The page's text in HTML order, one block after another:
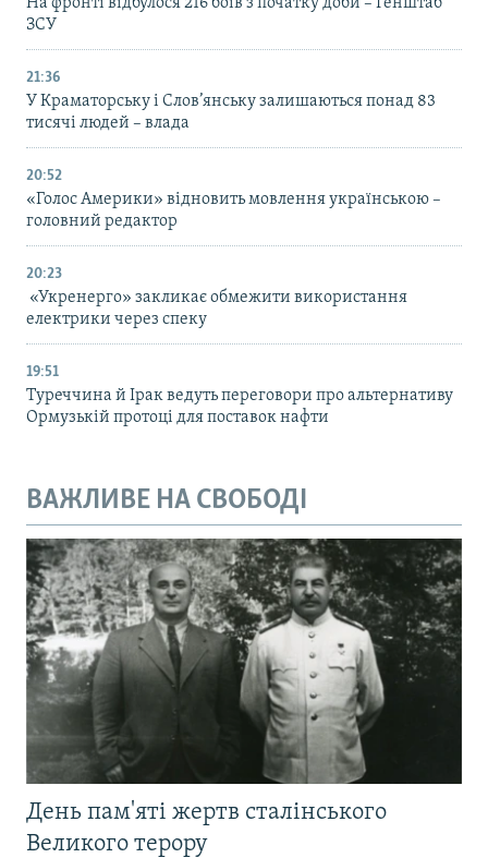
На фронті відбулося 216 боїв з початку доби – Генштаб
ЗСУ
21:36
У Краматорську і Слов’янську залишаються понад 83
тисячі людей – влада
20:52
«Голос Америки» відновить мовлення українською –
головний редактор
20:23
«Укренерго» закликає обмежити використання
електрики через спеку
19:51
Туреччина й Ірак ведуть переговори про альтернативу
Ормузькій протоці для поставок нафти
ВАЖЛИВЕ НА СВОБОДІ
День пам'яті жертв сталінського
Великого терору